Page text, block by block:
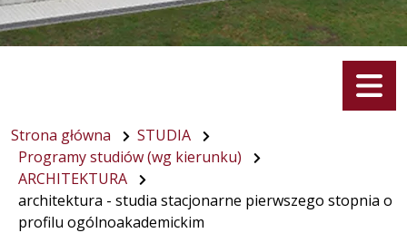
Menu
Strona główna
STUDIA
Programy studiów (wg kierunku)
ARCHITEKTURA
architektura - studia stacjonarne pierwszego stopnia o
profilu ogólnoakademickim